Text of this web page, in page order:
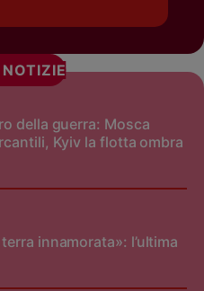
della guerra: Mosca
Kyiv la flotta ombra
innamorata»: l’ultima